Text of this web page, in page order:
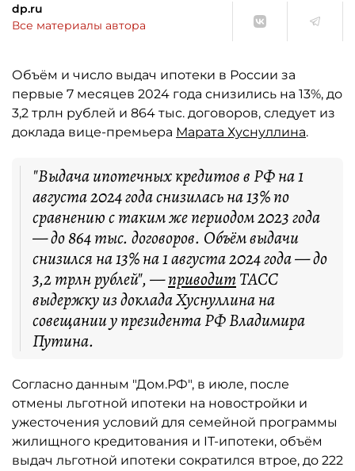
dp.ru
Все материалы автора
Объём и число выдач ипотеки в России за
первые 7 месяцев 2024 года снизились на 13%, до
3,2 трлн рублей и 864 тыс. договоров, следует из
доклада вице-премьера Марата Хуснуллина.
"Выдача ипотечных кредитов в РФ на 1
августа 2024 года снизилась на 13% по
сравнению с таким же периодом 2023 года
— до 864 тыс. договоров. Объём выдачи
снизился на 13% на 1 августа 2024 года — до
3,2 трлн рублей", —приводитТАСС
выдержку из доклада Хуснуллина на
совещании у президента РФ Владимира
Путина.
Согласно данным "Дом.РФ", в июле, после
отмены льготной ипотеки на новостройки и
ужесточения условий для семейной программы
жилищного кредитования и IT-ипотеки, объём
выдач льготной ипотеки сократился втрое, до 222